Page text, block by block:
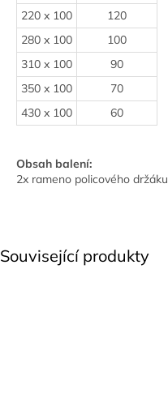
Související produkty
220 x 100
120
280 x 100
100
310 x 100
90
350 x 100
70
430 x 100
60
Obsah balení:
2x rameno policového držáku